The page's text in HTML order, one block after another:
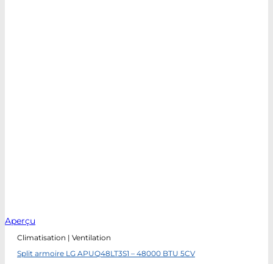
Aperçu
Climatisation | Ventilation
Split armoire LG APUQ48LT3S1 – 48000 BTU 5CV